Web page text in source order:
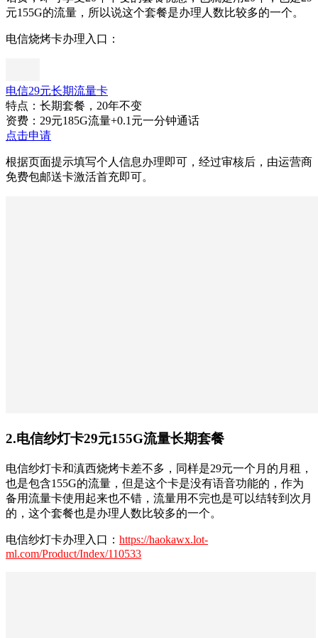
元155G的流量，所以说这个套餐是办理人数比较多的一个。
电信烧烤卡办理入口：
电信29元长期流量卡
特点：长期套餐，20年不变
资费：29元185G流量+0.1元一分钟通话
点击申请
根据页面提示填写个人信息办理即可，经过审核后，由运营商
免费包邮送卡激活首充即可。
2.电信纱灯卡29元155G流量长期套餐
电信纱灯卡和滇西烧烤卡差不多，同样是29元一个月的月租，
也是包含155G的流量，但是这个卡是没有语音功能的，作为
备用流量卡使用起来也不错，流量用不完也是可以结转到次月
的，这个套餐也是办理人数比较多的一个。
电信纱灯卡办理入口： https://haokawx.lot-
ml.com/Product/Index/110533